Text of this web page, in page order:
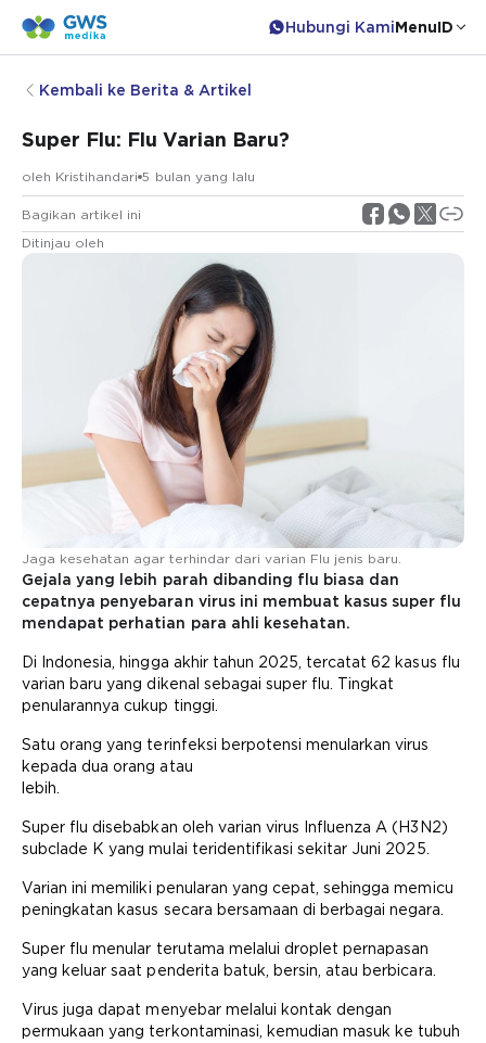
Hubungi KamiMenuID
Kembali ke Berita & Artikel
Super Flu: Flu Varian Baru?
oleh Kristihandari 5 bulan yang lalu
Bagikan artikel ini
Ditinjau oleh
Jaga kesehatan agar terhindar dari varian Flu jenis baru.
Gejala yang lebih parah dibanding flu biasa dan
cepatnya penyebaran virus ini membuat kasus super flu
mendapat perhatian para ahli kesehatan.
Di Indonesia, hingga akhir tahun 2025, tercatat 62 kasus flu
varian baru yang dikenal sebagai super flu. Tingkat
penularannya cukup tinggi.
Satu orang yang terinfeksi berpotensi menularkan virus
kepada dua orang atau
lebih.
Super flu disebabkan oleh varian virus Influenza A (H3N2)
subclade K yang mulai teridentifikasi sekitar Juni 2025.
Varian ini memiliki penularan yang cepat, sehingga memicu
peningkatan kasus secara bersamaan di berbagai negara.
Super flu menular terutama melalui droplet pernapasan
yang keluar saat penderita batuk, bersin, atau berbicara.
Virus juga dapat menyebar melalui kontak dengan
permukaan yang terkontaminasi, kemudian masuk ke tubuh